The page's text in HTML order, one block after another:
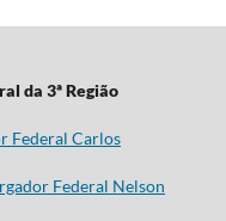
da 3ª Região
Federal Carlos
Federal Nelson